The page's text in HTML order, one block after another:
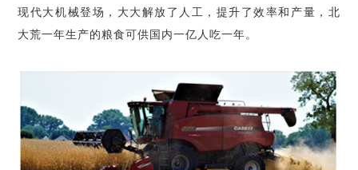
现代大机械登场，大大解放了人工，提升了效率和产量，北
大荒一年生产的粮食可供国内一亿人吃一年。